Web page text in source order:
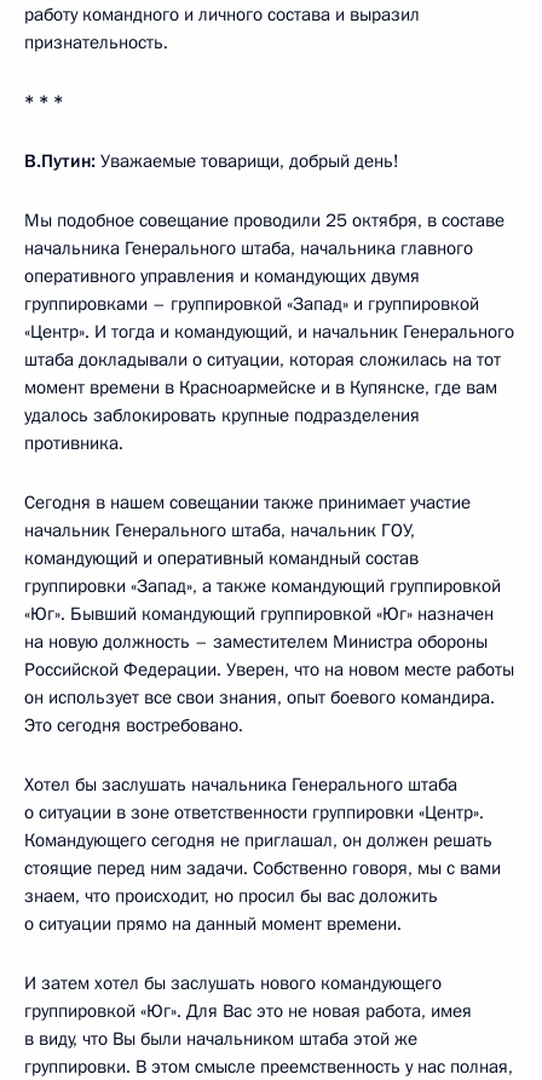
работу командного и личного состава и выразил
признательность.
* * *
В.Путин: Уважаемые товарищи, добрый день!
Мы подобное совещание проводили 25 октября, в составе
начальника Генерального штаба, начальника главного
оперативного управления и командующих двумя
группировками – группировкой «Запад» и группировкой
«Центр». И тогда и командующий, и начальник Генерального
штаба докладывали о ситуации, которая сложилась на тот
момент времени в Красноармейске и в Купянске, где вам
удалось заблокировать крупные подразделения
противника.
Сегодня в нашем совещании также принимает участие
начальник Генерального штаба, начальник ГОУ,
командующий и оперативный командный состав
группировки «Запад», а также командующий группировкой
«Юг». Бывший командующий группировкой «Юг» назначен
на новую должность – заместителем Министра обороны
Российской Федерации. Уверен, что на новом месте работы
он использует все свои знания, опыт боевого командира.
Это сегодня востребовано.
Хотел бы заслушать начальника Генерального штаба
о ситуации в зоне ответственности группировки «Центр».
Командующего сегодня не приглашал, он должен решать
стоящие перед ним задачи. Собственно говоря, мы с вами
знаем, что происходит, но просил бы вас доложить
о ситуации прямо на данный момент времени.
И затем хотел бы заслушать нового командующего
группировкой «Юг». Для Вас это не новая работа, имея
в виду, что Вы были начальником штаба этой же
группировки. В этом смысле преемственность у нас полная,